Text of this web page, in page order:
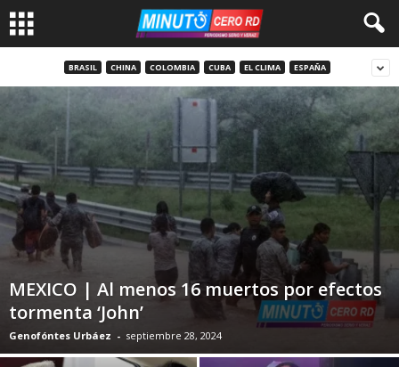
BRASIL CHINA COLOMBIA CUBA EL CLIMA ESPAÑA
MEXICO | Al menos 16 muertos por efectos
tormenta ‘John’
Genofóntes Urbáez - septiembre 28, 2024